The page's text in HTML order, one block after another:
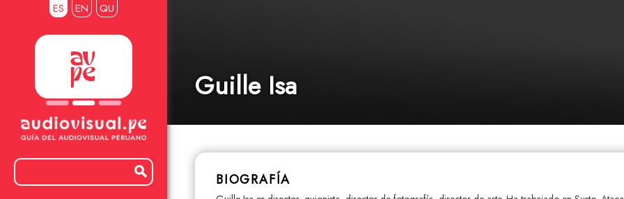
ES EN QU
Guille Isa
BIOGRAFÍA